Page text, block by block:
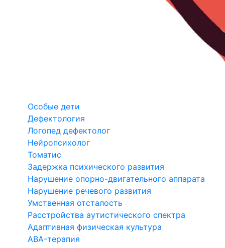
Особые дети
Дефектология
Логопед дефектолог
Нейропсихолог
Томатис
Задержка психического развития
Нарушение опорно-двигательного аппарата
Нарушение речевого развития
Умственная отсталость
Расстройства аутистического спектра
Адаптивная физическая культура
ABA-терапия